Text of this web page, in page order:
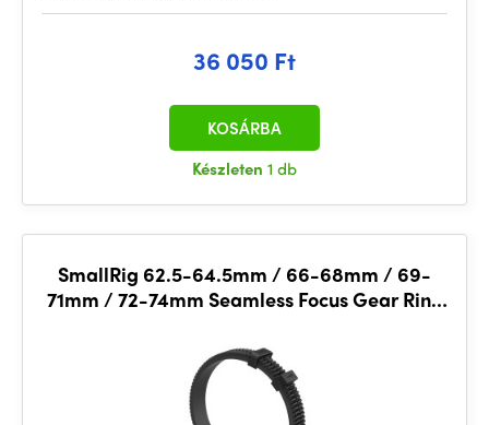
36 050 Ft
Készleten 1 db
KOSÁRBA
SmallRig 62.5-64.5mm / 66-68mm / 69-
71mm / 72-74mm Seamless Focus Gear Ring